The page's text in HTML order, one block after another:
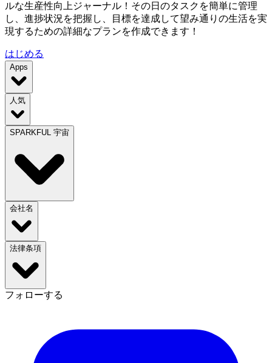
ルな生産性向上ジャーナル！その日のタスクを簡単に管理
し、進捗状況を把握し、目標を達成して望み通りの生活を実
現するための詳細なプランを作成できます！
はじめる
Apps
人気
SPARKFUL 宇宙
会社名
法律条項
フォローする